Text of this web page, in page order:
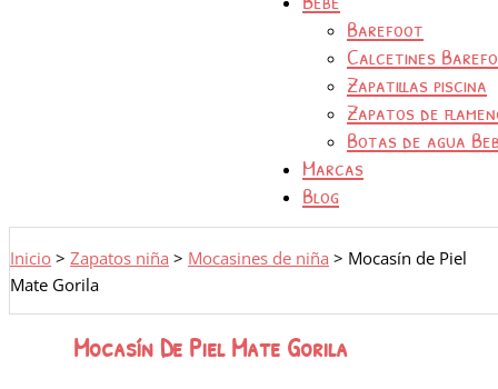
Barefoot
Calcetines
Zapatillas piscina
Zapatos de
Botas de agua
Marcas
Blog
Inicio > Zapatos niña > Mocasines de niña > Mocasín de Piel
Mate Gorila
Mocasín De Piel Mate Gorila